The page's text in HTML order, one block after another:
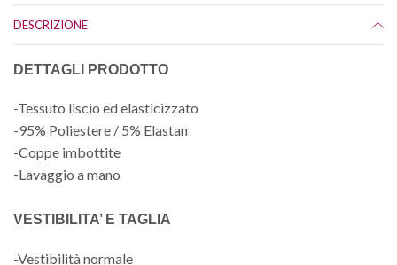
DESCRIZIONE
DETTAGLI PRODOTTO
-Tessuto liscio ed elasticizzato
-95% Poliestere / 5% Elastan
-Coppe imbottite
-Lavaggio a mano
VESTIBILITA’ E TAGLIA
-Vestibilità normale